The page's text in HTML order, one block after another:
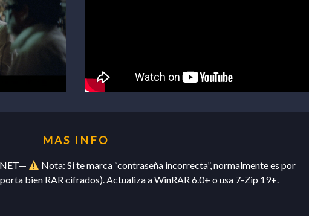
Nota: Si te marca “contraseña incorrecta”, normalmente es por
bien RAR cifrados). Actualiza a WinRAR 6.0+ o usa 7-Zip 19+.